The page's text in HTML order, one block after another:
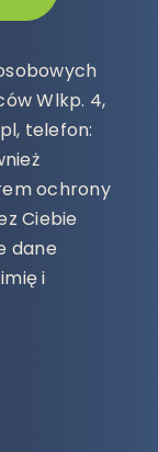
Wlkp. 4,
telefon:
ochrony
Ciebie
dane
i